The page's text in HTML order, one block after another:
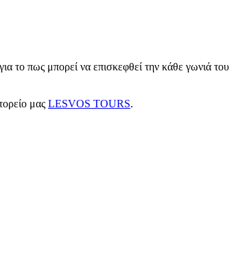
το πως μπορεί να επισκεφθεί την κάθε γωνιά του
μας LESVOS TOURS.